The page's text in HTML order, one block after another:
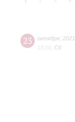
23 октября 2021
15:00 Сб